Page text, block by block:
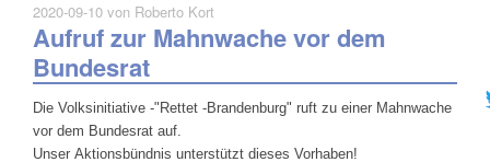
2020-09-10von Roberto Kort
Aufruf zur Mahnwache vor dem
Bundesrat
Die Volksinitiative -"Rettet -Brandenburg" ruft zu einer Mahnwache
vor dem Bundesrat auf.
Unser Aktionsbündnis unterstützt dieses Vorhaben!